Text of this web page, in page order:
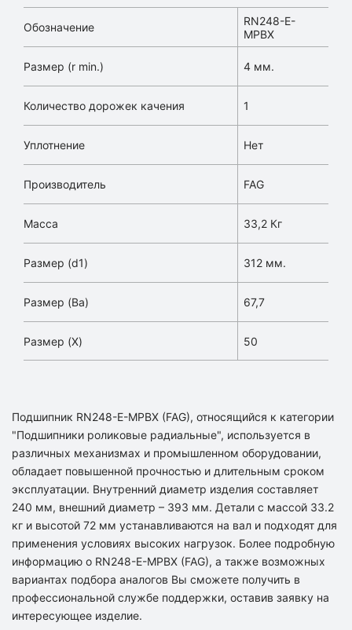
Обозначение
RN248-E-
MPBX
Размер (r min.) 4 мм.
Количество дорожек качения 1
Уплотнение Нет
Производитель FAG
Масса 33,2 Кг
Размер (d1) 312 мм.
Размер (Ba) 67,7
Размер (X) 50
Подшипник RN248-E-MPBX (FAG), относящийся к категории
"Подшипники роликовые радиальные", используется в
различных механизмах и промышленном оборудовании,
обладает повышенной прочностью и длительным сроком
эксплуатации. Внутренний диаметр изделия составляет
240 мм, внешний диаметр – 393 мм. Детали с массой 33.2
кг и высотой 72 мм устанавливаются на вал и подходят для
применения условиях высоких нагрузок. Более подробную
информацию о RN248-E-MPBX (FAG), а также возможных
вариантах подбора аналогов Вы сможете получить в
профессиональной службе поддержки, оставив заявку на
интересующее изделие.